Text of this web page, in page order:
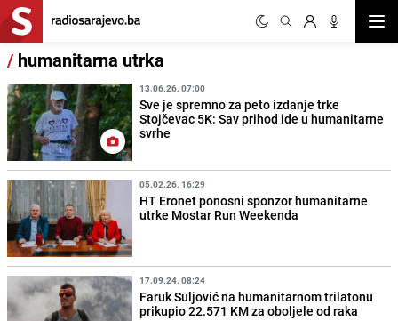
/ humanitarna utrka
13.06.26. 07:00
Sve je spremno za peto izdanje trke
Stojčevac 5K: Sav prihod ide u humanitarne
svrhe
05.02.26. 16:29
HT Eronet ponosni sponzor humanitarne
utrke Mostar Run Weekenda
17.09.24. 08:24
Faruk Suljović na humanitarnom trilatonu
prikupio 22.571 KM za oboljele od raka